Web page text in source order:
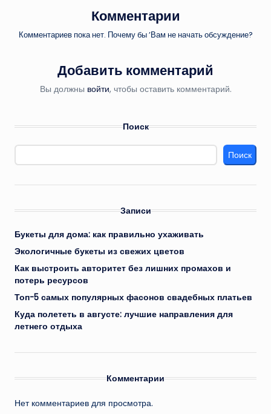
Комментарии
Комментариев пока нет. Почему бы ’Вам не начать обсуждение?
Добавить комментарий
Вы должны войти, чтобы оставить комментарий.
Поиск
Поиск
Записи
Букеты для дома: как правильно ухаживать
Экологичные букеты из свежих цветов
Как выстроить авторитет без лишних промахов и
потерь ресурсов
Топ-5 самых популярных фасонов свадебных платьев
Куда полететь в августе: лучшие направления для
летнего отдыха
Комментарии
Нет комментариев для просмотра.